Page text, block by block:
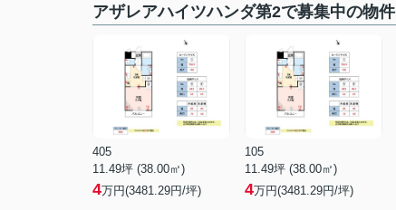
アザレアハイツハンダ第2で募集中の物件
405
11.49坪 (38.00㎡)
4万円(3481.29円/坪)
105
11.49坪 (38.00㎡)
4万円(3481.29円/坪)